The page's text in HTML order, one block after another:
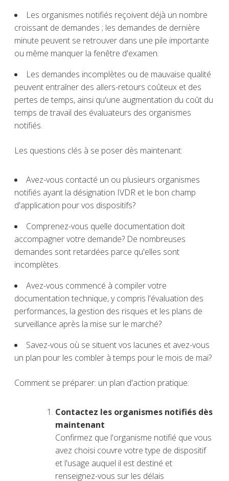
Les organismes notifiés reçoivent déjà un nombre
croissant de demandes ; les demandes de dernière
minute peuvent se retrouver dans une pile importante
ou même manquer la fenêtre d'examen.
Les demandes incomplètes ou de mauvaise qualité
peuvent entraîner des allers-retours coûteux et des
pertes de temps, ainsi qu'une augmentation du coût du
temps de travail des évaluateurs des organismes
notifiés.
Les questions clés à se poser dès maintenant:
Avez-vous contacté un ou plusieurs organismes
notifiés ayant la désignation IVDR et le bon champ
d'application pour vos dispositifs?
Comprenez-vous quelle documentation doit
accompagner votre demande? De nombreuses
demandes sont retardées parce qu'elles sont
incomplètes.
Avez-vous commencé à compiler votre
documentation technique, y compris l'évaluation des
performances, la gestion des risques et les plans de
surveillance après la mise sur le marché?
Savez-vous où se situent vos lacunes et avez-vous
un plan pour les combler à temps pour le mois de mai?
Comment se préparer: un plan d'action pratique:
Contactez les organismes notifiés dès
maintenant
Confirmez que l'organisme notifié que vous
avez choisi couvre votre type de dispositif
et l'usage auquel il est destiné et
renseignez-vous sur les délais